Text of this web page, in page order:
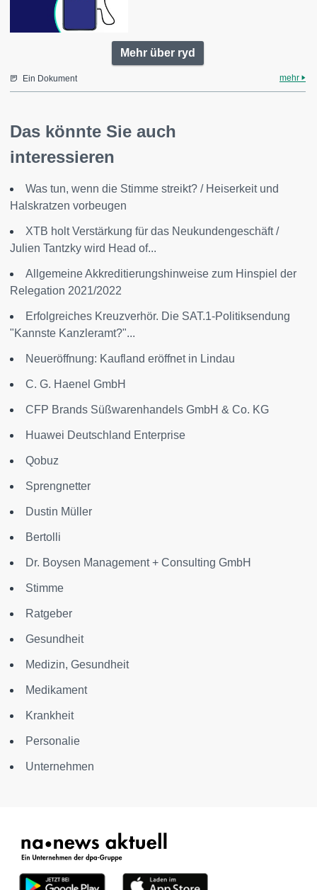
Mehr über ryd
Ein Dokument mehr
Das könnte Sie auch
interessieren
Was tun, wenn die Stimme streikt? / Heiserkeit und
Halskratzen vorbeugen
XTB holt Verstärkung für das Neukundengeschäft /
Julien Tantzky wird Head of...
Allgemeine Akkreditierungshinweise zum Hinspiel der
Relegation 2021/2022
Erfolgreiches Kreuzverhör. Die SAT.1-Politiksendung
"Kannste Kanzleramt?"...
Neueröffnung: Kaufland eröffnet in Lindau
C. G. Haenel GmbH
CFP Brands Süßwarenhandels GmbH & Co. KG
Huawei Deutschland Enterprise
Qobuz
Sprengnetter
Dustin Müller
Bertolli
Dr. Boysen Management + Consulting GmbH
Stimme
Ratgeber
Gesundheit
Medizin, Gesundheit
Medikament
Krankheit
Personalie
Unternehmen